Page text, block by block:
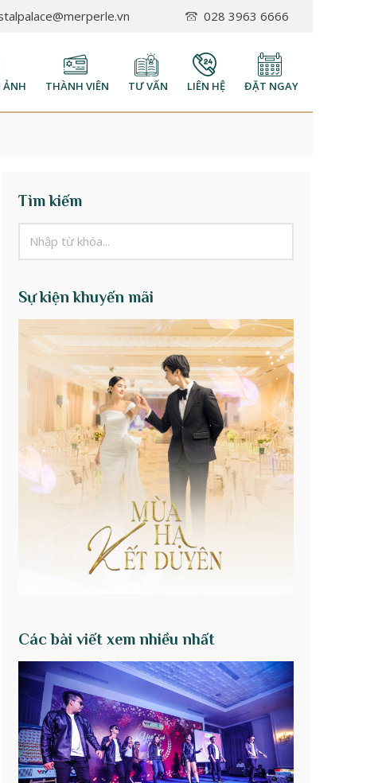
028 3963 6666
ẢNH THÀNH VIÊN TƯ VẤN LIÊN HỆ ĐẶT NGAY
Tìm kiếm
Sự kiện khuyến mãi
Các bài viết xem nhiều nhất